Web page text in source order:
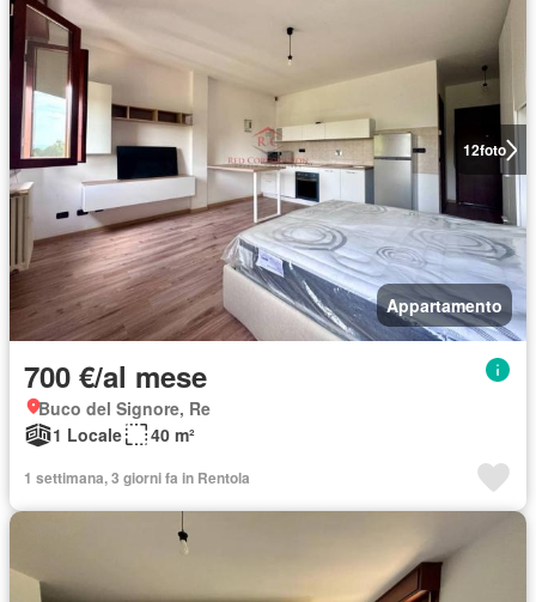
12foto
Appartamento
700 €/al mese
Buco del Signore, Re
1 Locale
40 m²
1 settimana, 3 giorni fa in Rentola